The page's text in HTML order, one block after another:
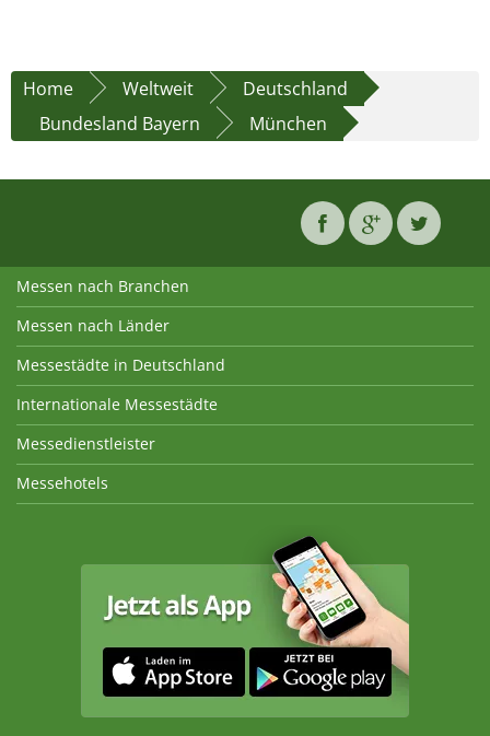
Home Weltweit
Deutschland
Bundesland Bayern
München
Messen nach Branchen
Messen nach Länder
Messestädte in Deutschland
Internationale Messestädte
Messedienstleister
Messehotels